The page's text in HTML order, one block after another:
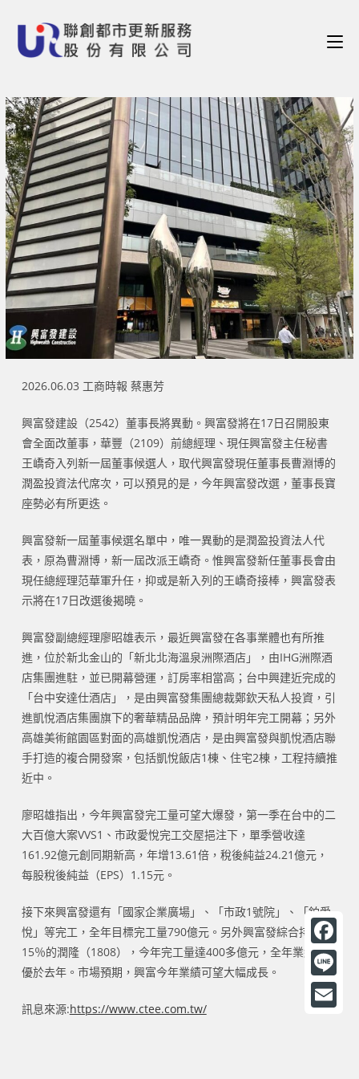
2026.06.03 工商時報 蔡惠芳
興富發建設（2542）董事長將異動。興富發將在17日召開股東
會全面改董事，華豐（2109）前總經理、現任興富發主任秘書
王嶠奇入列新一屆董事候選人，取代興富發現任董事長曹淵博的
潤盈投資法代席次，可以預見的是，今年興富發改選，董事長寶
座勢必有所更迭。
興富發新一屆董事候選名單中，唯一異動的是潤盈投資法人代
表，原為曹淵博，新一屆改派王嶠奇。惟興富發新任董事長會由
現任總經理范華軍升任，抑或是新入列的王嶠奇接棒，興富發表
示將在17日改選後揭曉。
興富發副總經理廖昭雄表示，最近興富發在各事業體也有所推
進，位於新北金山的「新北北海溫泉洲際酒店」，由IHG洲際酒
店集團進駐，並已開幕營運，訂房率相當高；台中興建近完成的
「台中安達仕酒店」，是由興富發集團總裁鄭欽天私人投資，引
進凱悅酒店集團旗下的奢華精品品牌，預計明年完工開幕；另外
高雄美術館園區對面的高雄凱悅酒店，是由興富發與凱悅酒店聯
手打造的複合開發案，包括凱悅飯店1棟、住宅2棟，工程持續推
近中。
廖昭雄指出，今年興富發完工量可望大爆發，第一季在台中的二
大百億大案VVS1、市政愛悅完工交屋挹注下，單季營收達
161.92億元創同期新高，年增13.61倍，稅後純益24.21億元，
每股稅後純益（EPS）1.15元。
接下來興富發還有「國家企業廣場」、「市政1號院」、「鉑愛
悅」等完工，全年目標完工量790億元。另外興富發綜合持股
15％的潤隆（1808），今年完工量達400多億元，全年業績篤定
優於去年。市場預期，興富今年業績可望大幅成長。
訊息來源:https://www.ctee.com.tw/
F
a
c
L